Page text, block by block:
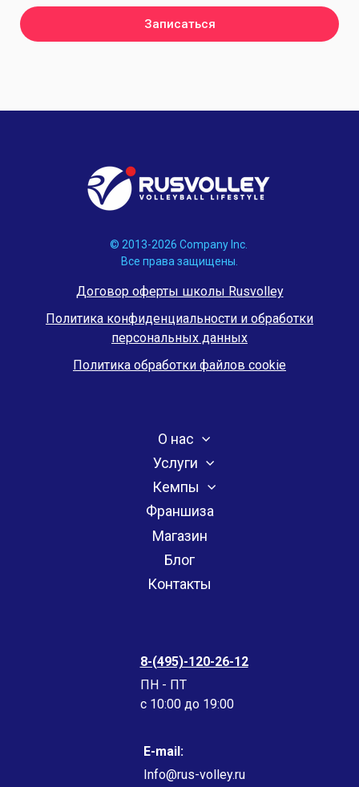
Записаться
© 2013-2026 Company Inc.
Все права защищены.
Договор оферты школы Rusvolley
Политика конфиденциальности и обработки
персональных данных
Политика обработки файлов cookie
О нас
Услуги
Кемпы
Франшиза
Магазин
Блог
Контакты
8-(495)-120-26-12
ПН - ПТ
c 10:00 до 19:00
E-mail:
Info@rus-volley.ru